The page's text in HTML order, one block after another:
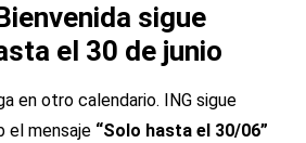
sigue
el 30 de junio
en otro calendario. ING sigue
el mensaje “Solo hasta el 30/06”